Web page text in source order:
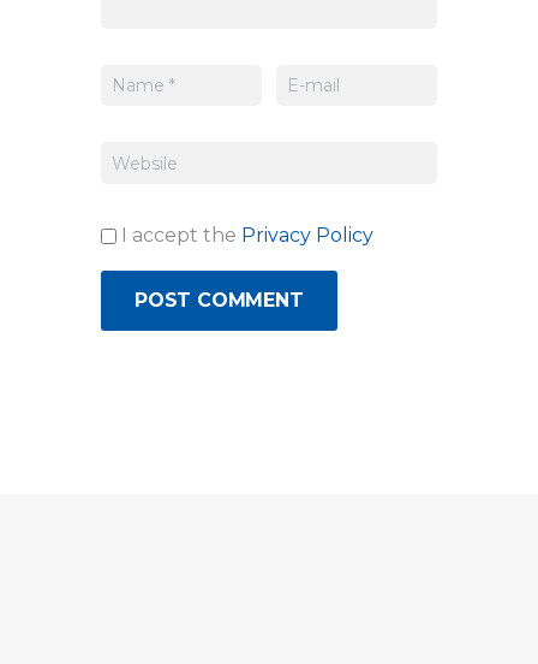
I accept the Privacy Policy